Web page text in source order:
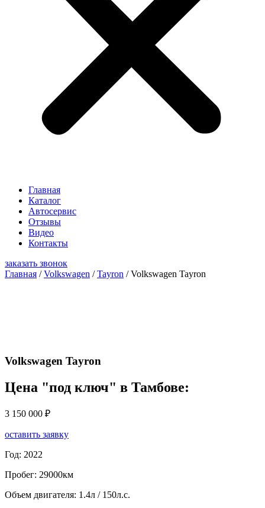
Главная
Каталог
Автосервис
Отзывы
Видео
Контакты
заказать звонок
Главная /Volkswagen /Tayron / Volkswagen Tayron
Volkswagen Tayron
Цена "под ключ" в Тамбове:
3 150 000 ₽
оставить заявку
Год: 2022
Пробег: 29000км
Объем двигателя: 1.4л / 150л.с.